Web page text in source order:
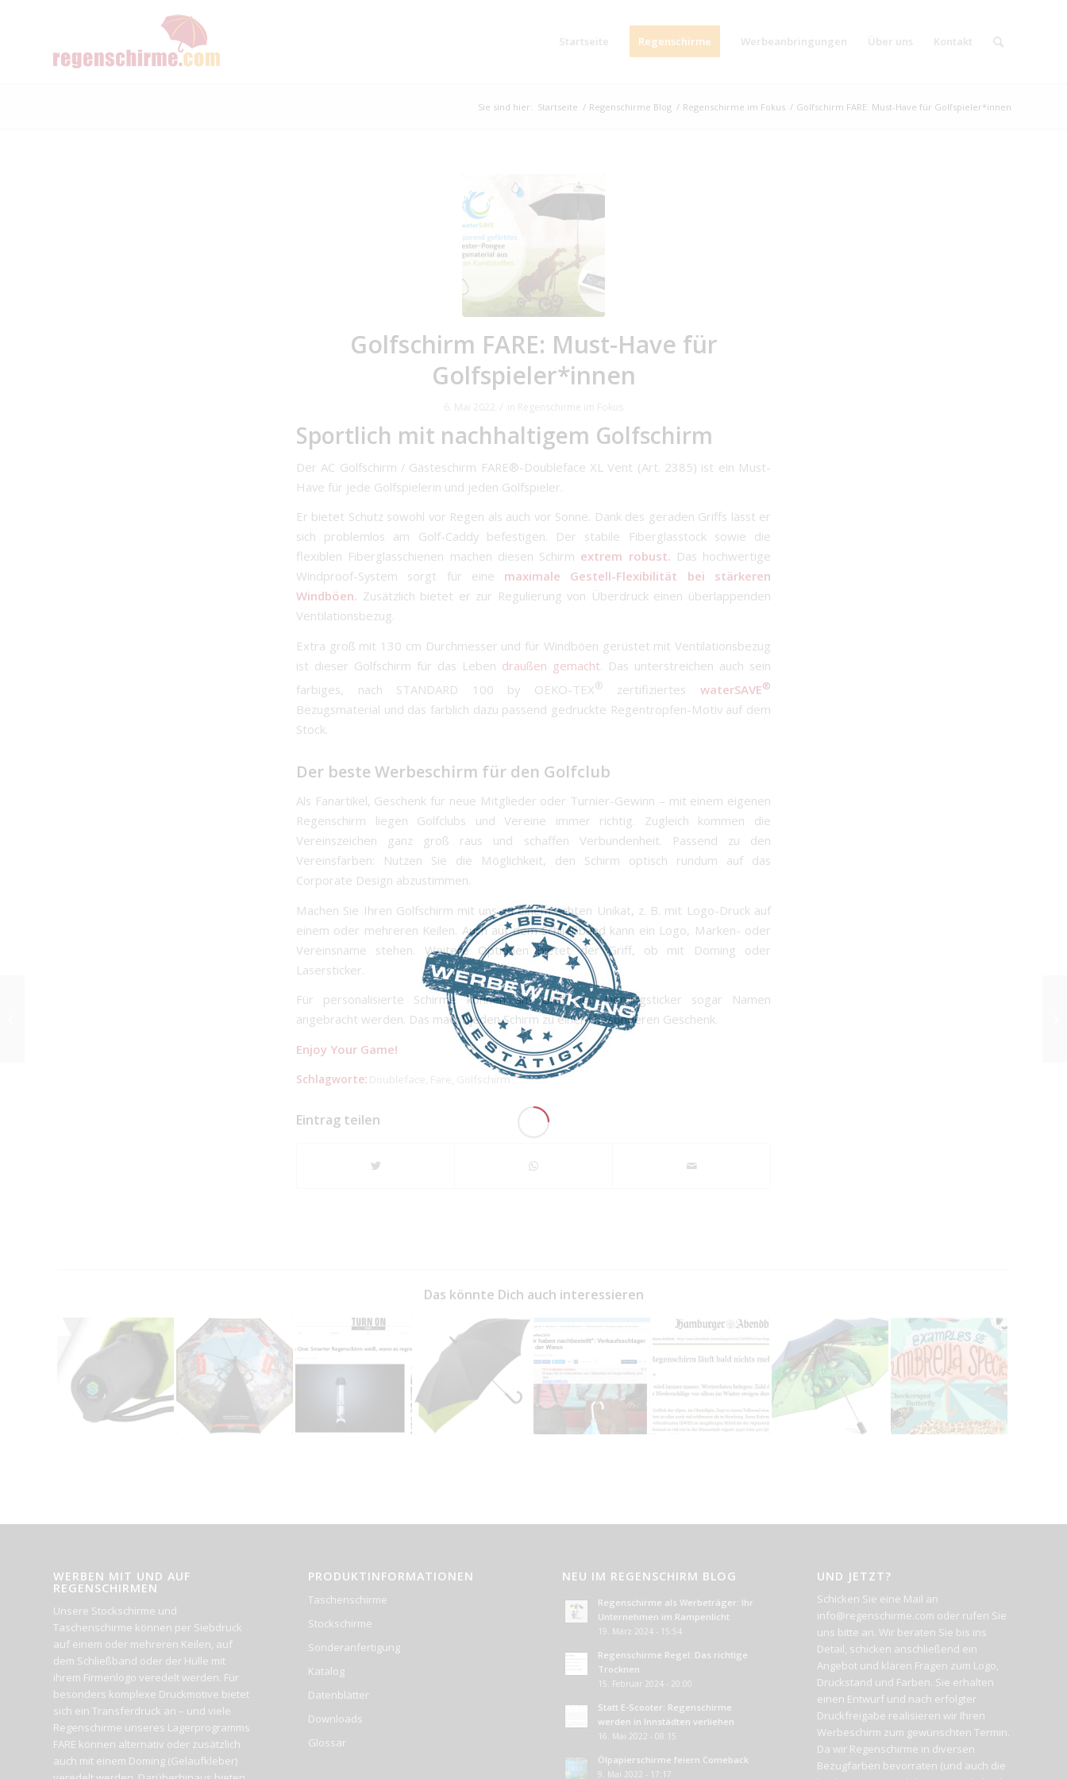
Startseite Regenschirme Werbeanbringungen Über uns Kontakt
Sie sind hier: Startseite / Regenschirme Blog / Regenschirme im Fokus / Golfschirm FARE: Must-Have für Golfspieler*innen
Golfschirm FARE: Must-Have für
Golfspieler*innen
6. Mai 2022 in Regenschirme im Fokus
Sportlich mit nachhaltigem Golfschirm
Der AC Golfschirm / Gästeschirm FARE®-Doubleface XL Vent (Art. 2385) ist ein Must-
Have für jede Golfspielerin und jeden Golfspieler.
Er bietet Schutz sowohl vor Regen als auch vor Sonne. Dank des geraden Griffs lässt er
sich problemlos am Golf-Caddy befestigen. Der stabile Fiberglasstock sowie die
flexiblen Fiberglasschienen machen diesen Schirm extrem robust. Das hochwertige
Windproof-System sorgt für eine maximale Gestell-Flexibilität bei stärkeren
Windböen. Zusätzlich bietet er zur Regulierung von Überdruck einen überlappenden
Ventilationsbezug.
Extra groß mit 130 cm Durchmesser und für Windböen gerüstet mit Ventilationsbezug
ist dieser Golfschirm für das Leben draußen gemacht. Das unterstreichen auch sein
farbiges, nach STANDARD 100 by OEKO-TEX® zertifizierteswaterSAVE®
Bezugsmaterial und das farblich dazu passend gedruckte Regentropfen-Motiv auf dem
Stock.
Der beste Werbeschirm für den Golfclub
Als Fanartikel, Geschenk für neue Mitglieder oder Turnier-Gewinn – mit einem eigenen
Regenschirm liegen Golfclubs und Vereine immer richtig. Zugleich kommen die
Vereinszeichen ganz groß raus und schaffen Verbundenheit. Passend zu den
Vereinsfarben: Nutzen Sie die Möglichkeit, den Schirm optisch rundum auf das
Corporate Design abzustimmen.
Machen Sie Ihren Golfschirm mit uns zu einem echten Unikat, z. B. mit Logo-Druck auf
einem oder mehreren Keilen. Auch auf dem Schließband kann ein Logo, Marken- oder
Vereinsname stehen. Weitere Optionen bietet der Griff, ob mit Doming oder
Lasersticker.
Für personalisierte Schirme können am Griff per Domingsticker sogar Namen
angebracht werden. Das macht jeden Schirm zu einem besonderen Geschenk.
Enjoy Your Game!
Schlagworte: Doubleface Fare Golfschirm
Eintrag teilen
Das könnte Dich auch interessieren
WERBEN MIT UND AUF
REGENSCHIRMEN
Unsere Stockschirme und
Taschenschirme können per Siebdruck
auf einem oder mehreren Keilen, auf
dem Schließband oder der Hülle mit
ihrem Firmenlogo veredelt werden. Für
besonders komplexe Druckmotive bietet
sich ein Transferdruck an – und viele
Regenschirme unseres Lagerprogramms
FARE können alternativ oder zusätzlich
auch mit einem Doming (Gelaufkleber)
PRODUKTINFORMATIONEN
Taschenschirme
Stockschirme
Sonderanfertigung
Katalog
Datenblätter
Downloads
Glossar
NEU IM REGENSCHIRM BLOG
Regenschirme als Werbeträger: Ihr
Unternehmen im Rampenlicht
19. März 2024 - 15:54
Regenschirme Regel: Das richtige
Trocknen
15. Februar 2024 - 20:00
Statt E-Scooter: Regenschirme
werden in Innstädten verliehen
16. Mai 2022 - 08:15
Ölpapierschirme feiern Comeback
9. Mai 2022 - 17:17
UND JETZT?
Schicken Sie eine Mail an
info@regenschirme.com oder rufen Sie
uns bitte an. Wir beraten Sie bis ins
Detail, schicken anschließend ein
Angebot und klären Fragen zum Logo,
Druckstand und Farben. Sie erhalten
einen Entwurf und nach erfolgter
Druckfreigabe realisieren wir Ihren
Werbeschirm zum gewünschten Termin.
Da wir Regenschirme in diversen
Bezugfarben bevorraten (und auch die